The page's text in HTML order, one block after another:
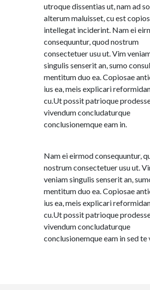
utroque dissentias ut, nam ad
alterum maluisset, cu est
intellegat inciderint. Nam ei
consequuntur, quod nostrum
consectetuer usu ut. Vim
singulis senserit an, sumo consul
mentitum duo ea. Copiosae
ius ea, meis explicari
cu.Ut possit patrioque
vivendum concludaturque
conclusionemque eam in.
Nam ei eirmod consequuntur,
nostrum consectetuer usu ut.
veniam singulis senserit an,
mentitum duo ea. Copiosae
ius ea, meis explicari
cu.Ut possit patrioque
vivendum concludaturque
conclusionemque eam in sed te